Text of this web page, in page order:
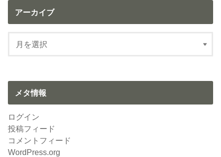
アーカイブ
メタ情報
ログイン
投稿フィード
コメントフィード
WordPress.org